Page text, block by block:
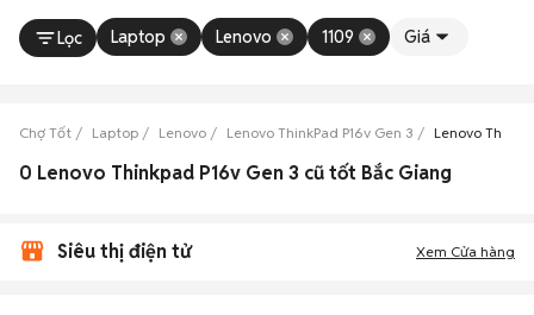
Lọc Laptop Lenovo 1109 Giá
Chợ Tốt Laptop Lenovo Lenovo ThinkPad P16v Gen 3 Lenovo
0 Lenovo Thinkpad P16v Gen 3 cũ tốt Bắc Giang
Siêu thị điện tử Xem Cửa hàng